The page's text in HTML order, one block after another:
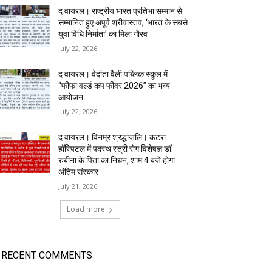
द वायरल। राष्ट्रीय भारत प्रतिभा सम्मान से
सम्मानित हुए अपूर्व श्रीवास्तव, ‘भारत के सबसे
युवा विधि निर्माता’ का मिला गौरव
July 22, 2026
द वायरल। वेदांता वैली पब्लिक स्कूल में
“फीफा वर्ल्ड कप फीवर 2026” का भव्य
आयोजन
July 22, 2026
द वायरल। विनम्र श्रद्धांजलि। कटरा
हॉस्पिटल में पदस्थ स्त्री रोग विशेषज्ञ डॉ.
रुबीना के पिता का निधन, शाम 4 बजे होगा
अंतिम संस्कार
July 21, 2026
Load more
RECENT COMMENTS